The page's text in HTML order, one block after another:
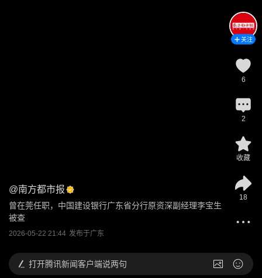
@南方都市报
曾在莞任职，中国建设银行广东省分行原资深副经理李宝生
被查
2026-05-22 21:44 发布于广东
关注
6
2
收藏
18
打开腾讯新闻客户端说两句